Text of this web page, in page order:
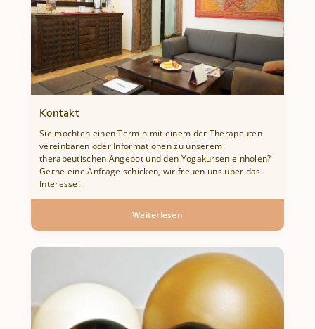
Winter
Kontakt
Sie möchten einen Termin mit einem der Therapeuten
vereinbaren oder Informationen zu unserem
therapeutischen Angebot und den Yogakursen einholen?
Gerne eine Anfrage schicken, wir freuen uns über das
Interesse!
Weiterlesen
Kontakt